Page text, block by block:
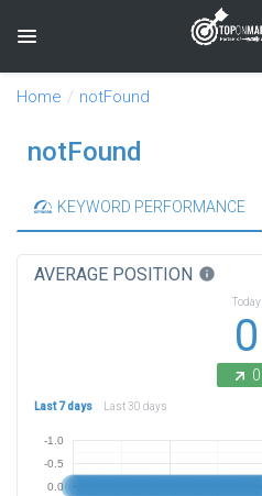
Toggle navigation
Home notFound
notFound
KEYWORD PERFORMANCE
AVERAGE POSITION info
Today
0
0
Last 7 days Last 30 days
-1.0
-0.5
0.0